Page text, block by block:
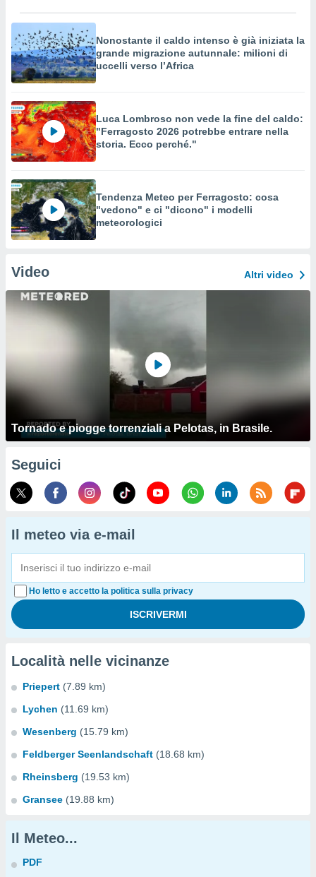
Nonostante il caldo intenso è già iniziata la
grande migrazione autunnale: milioni di
uccelli verso l’Africa
Luca Lombroso non vede la fine del caldo:
"Ferragosto 2026 potrebbe entrare nella
storia. Ecco perché."
Tendenza Meteo per Ferragosto: cosa
"vedono" e ci "dicono" i modelli
meteorologici
Video Altri video
Tornado e piogge torrenziali a Pelotas, in Brasile.
Seguici
Il meteo via e-mail
Ho letto e accetto la politica sulla privacy
Località nelle vicinanze
Priepert (7.89 km)
Lychen (11.69 km)
Wesenberg (15.79 km)
Feldberger Seenlandschaft (18.68 km)
Rheinsberg (19.53 km)
Gransee (19.88 km)
Il Meteo...
PDF